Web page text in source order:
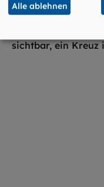
Alle ablehnen